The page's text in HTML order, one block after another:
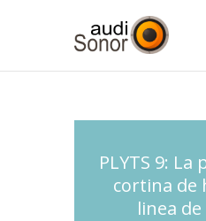
PLYTS 9:
cortina de
linea